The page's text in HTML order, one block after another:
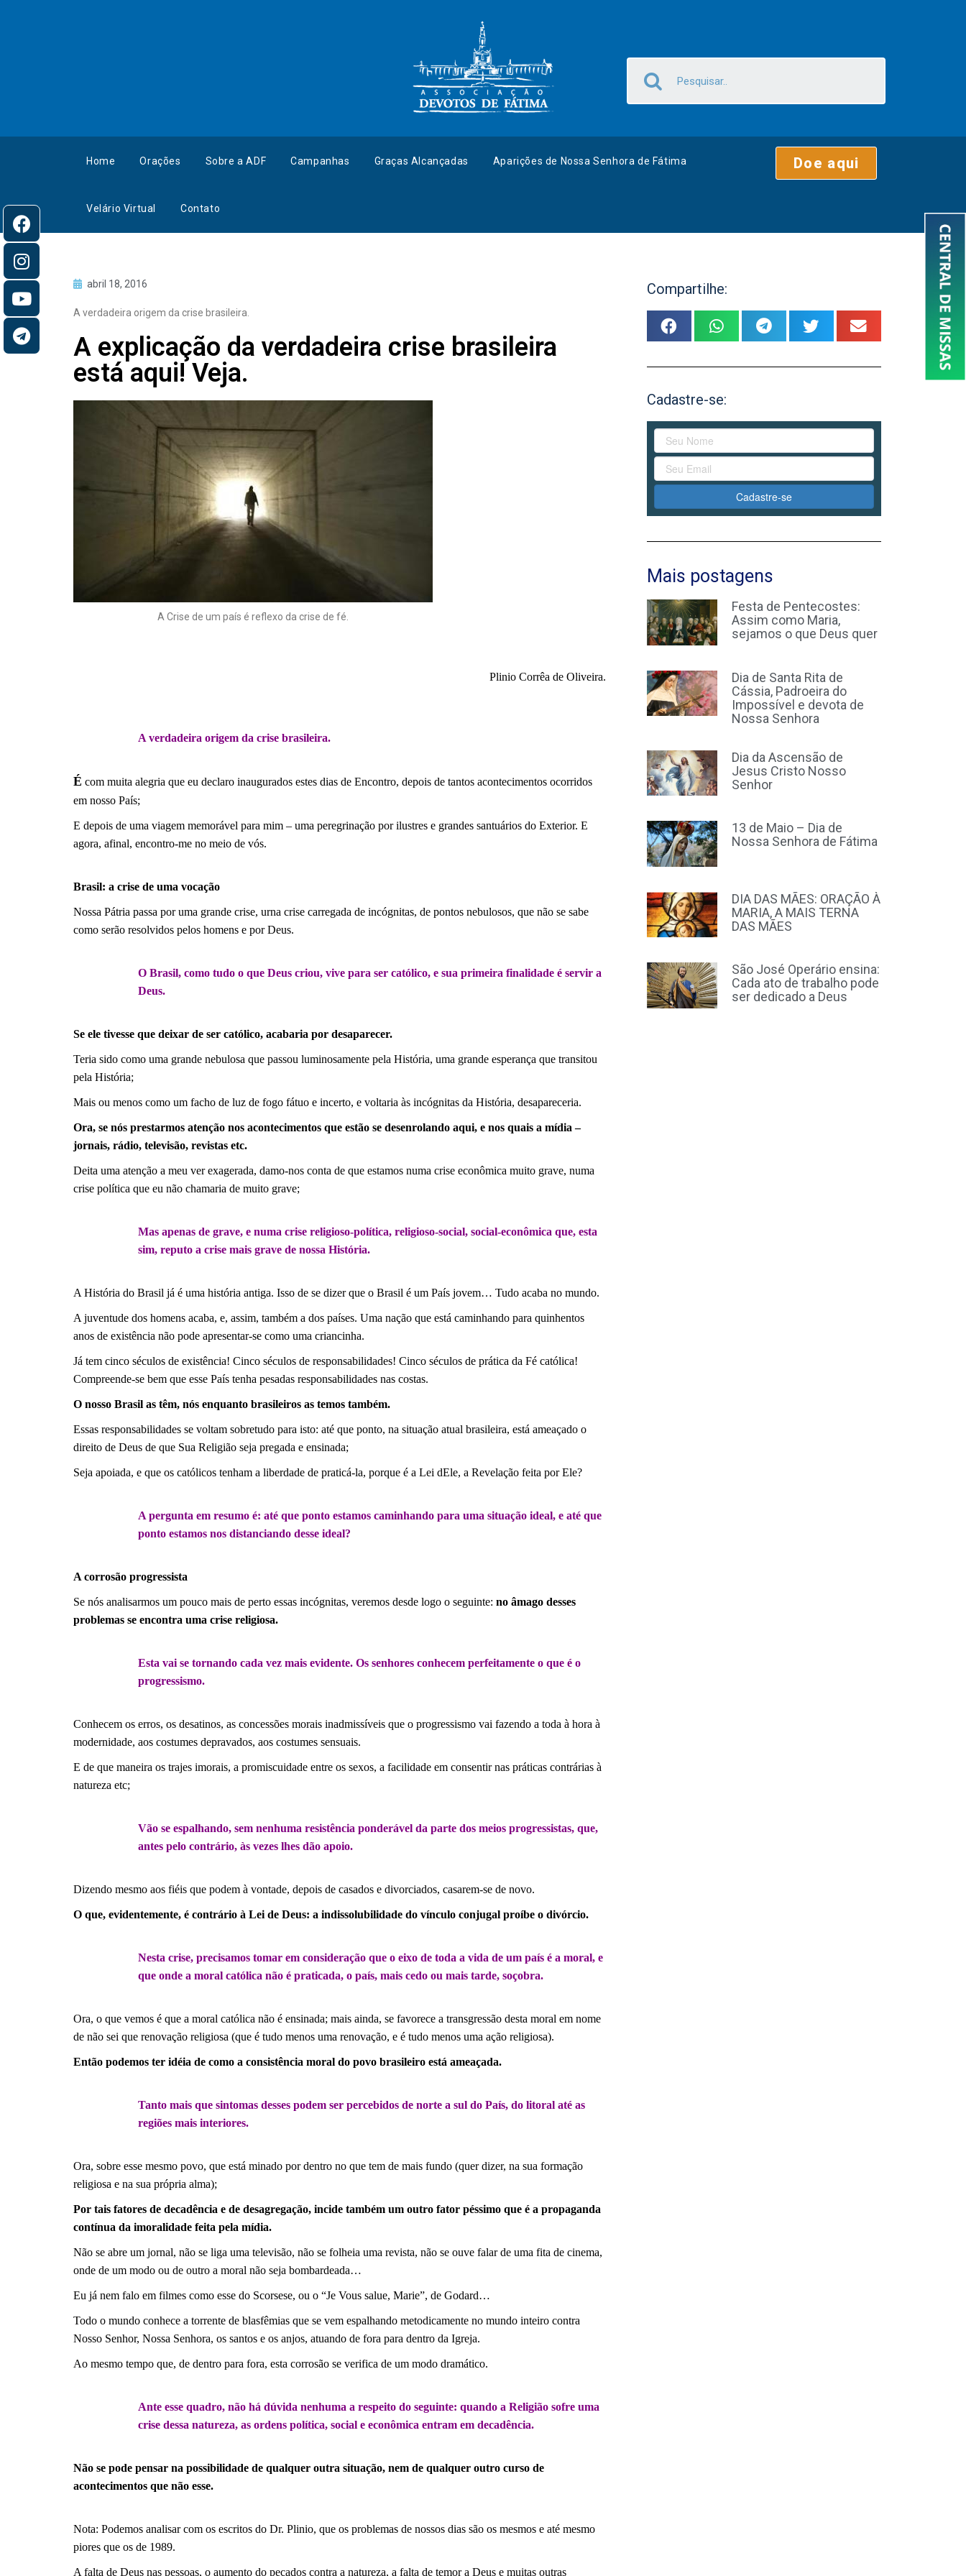
Home Orações Sobre a ADF Campanhas Graças Alcançadas Aparições de Nossa Senhora de Fátima
Velário Virtual Contato
Doe aqui
abril 18, 2016
A verdadeira origem da crise brasileira.
A explicação da verdadeira crise brasileira
está aqui! Veja.
A Crise de um país é reflexo da crise de fé.
Plinio Corrêa de Oliveira.
A verdadeira origem da crise brasileira.
É com muita alegria que eu declaro inaugurados estes dias de Encontro, depois de tantos acontecimentos ocorridos
em nosso País;
E depois de uma viagem memorável para mim – uma peregrinação por ilustres e grandes santuários do Exterior. E
agora, afinal, encontro-me no meio de vós.
Brasil: a crise de uma vocação
Nossa Pátria passa por uma grande crise, urna crise carregada de incógnitas, de pontos nebulosos, que não se sabe
como serão resolvidos pelos homens e por Deus.
O Brasil, como tudo o que Deus criou, vive para ser católico, e sua primeira finalidade é servir a
Deus.
Se ele tivesse que deixar de ser católico, acabaria por desaparecer.
Teria sido como uma grande nebulosa que passou luminosamente pela História, uma grande esperança que transitou
pela História;
Mais ou menos como um facho de luz de fogo fátuo e incerto, e voltaria às incógnitas da História, desapareceria.
Ora, se nós prestarmos atenção nos acontecimentos que estão se desenrolando aqui, e nos quais a mídia –
jornais, rádio, televisão, revistas etc.
Deita uma atenção a meu ver exagerada, damo-nos conta de que estamos numa crise econômica muito grave, numa
crise política que eu não chamaria de muito grave;
Mas apenas de grave, e numa crise religioso-política, religioso-social, social-econômica que, esta
sim, reputo a crise mais grave de nossa História.
A História do Brasil já é uma história antiga. Isso de se dizer que o Brasil é um País jovem… Tudo acaba no mundo.
A juventude dos homens acaba, e, assim, também a dos países. Uma nação que está caminhando para quinhentos
anos de existência não pode apresentar-se como uma criancinha.
Já tem cinco séculos de existência! Cinco séculos de responsabilidades! Cinco séculos de prática da Fé católica!
Compreende-se bem que esse País tenha pesadas responsabilidades nas costas.
O nosso Brasil as têm, nós enquanto brasileiros as temos também.
Essas responsabilidades se voltam sobretudo para isto: até que ponto, na situação atual brasileira, está ameaçado o
direito de Deus de que Sua Religião seja pregada e ensinada;
Seja apoiada, e que os católicos tenham a liberdade de praticá-la, porque é a Lei dEle, a Revelação feita por Ele?
A pergunta em resumo é: até que ponto estamos caminhando para uma situação ideal, e até que
ponto estamos nos distanciando desse ideal?
A corrosão progressista
Se nós analisarmos um pouco mais de perto essas incógnitas, veremos desde logo o seguinte: no âmago desses
problemas se encontra uma crise religiosa.
Esta vai se tornando cada vez mais evidente. Os senhores conhecem perfeitamente o que é o
progressismo.
Conhecem os erros, os desatinos, as concessões morais inadmissíveis que o progressismo vai fazendo a toda à hora à
modernidade, aos costumes depravados, aos costumes sensuais.
E de que maneira os trajes imorais, a promiscuidade entre os sexos, a facilidade em consentir nas práticas contrárias à
natureza etc;
Vão se espalhando, sem nenhuma resistência ponderável da parte dos meios progressistas, que,
antes pelo contrário, às vezes lhes dão apoio.
Dizendo mesmo aos fiéis que podem à vontade, depois de casados e divorciados, casarem-se de novo.
O que, evidentemente, é contrário à Lei de Deus: a indissolubilidade do vínculo conjugal proíbe o divórcio.
Nesta crise, precisamos tomar em consideração que o eixo de toda a vida de um país é a moral, e
que onde a moral católica não é praticada, o país, mais cedo ou mais tarde, soçobra.
Ora, o que vemos é que a moral católica não é ensinada; mais ainda, se favorece a transgressão desta moral em nome
de não sei que renovação religiosa (que é tudo menos uma renovação, e é tudo menos uma ação religiosa).
Então podemos ter idéia de como a consistência moral do povo brasileiro está ameaçada.
Tanto mais que sintomas desses podem ser percebidos de norte a sul do País, do litoral até as
regiões mais interiores.
Ora, sobre esse mesmo povo, que está minado por dentro no que tem de mais fundo (quer dizer, na sua formação
religiosa e na sua própria alma);
Por tais fatores de decadência e de desagregação, incide também um outro fator péssimo que é a propaganda
contínua da imoralidade feita pela mídia.
Não se abre um jornal, não se liga uma televisão, não se folheia uma revista, não se ouve falar de uma fita de cinema,
onde de um modo ou de outro a moral não seja bombardeada…
Eu já nem falo em filmes como esse do Scorsese, ou o “Je Vous salue, Marie”, de Godard…
Todo o mundo conhece a torrente de blasfêmias que se vem espalhando metodicamente no mundo inteiro contra
Nosso Senhor, Nossa Senhora, os santos e os anjos, atuando de fora para dentro da Igreja.
Ao mesmo tempo que, de dentro para fora, esta corrosão se verifica de um modo dramático.
Ante esse quadro, não há dúvida nenhuma a respeito do seguinte: quando a Religião sofre uma
crise dessa natureza, as ordens política, social e econômica entram em decadência.
Não se pode pensar na possibilidade de qualquer outra situação, nem de qualquer outro curso de
acontecimentos que não esse.
Nota: Podemos analisar com os escritos do Dr. Plinio, que os problemas de nossos dias são os mesmos e até mesmo
piores que os de 1989.
A falta de Deus nas pessoas, o aumento do pecados contra a natureza, a falta de temor a Deus e muitas outras
Compartilhe:
Cadastre-se:
Cadastre-se
Mais postagens
Festa de Pentecostes:
Assim como Maria,
sejamos o que Deus quer
Dia de Santa Rita de
Cássia, Padroeira do
Impossível e devota de
Nossa Senhora
Dia da Ascensão de
Jesus Cristo Nosso
Senhor
13 de Maio – Dia de
Nossa Senhora de Fátima
DIA DAS MÃES: ORAÇÃO À
MARIA, A MAIS TERNA
DAS MÃES
São José Operário ensina:
Cada ato de trabalho pode
ser dedicado a Deus